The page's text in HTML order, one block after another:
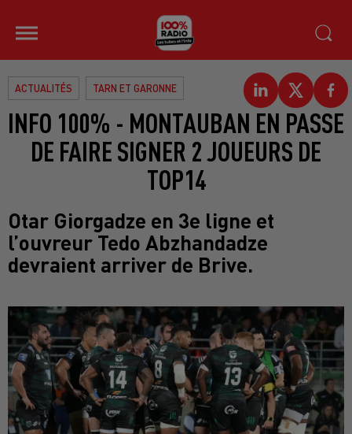
ACTUALITÉS TARN ET GARONNE
INFO 100% - MONTAUBAN EN PASSE
DE FAIRE SIGNER 2 JOUEURS DE
TOP14
Otar Giorgadze en 3e ligne et
l’ouvreur Tedo Abzhandadze
devraient arriver de Brive.